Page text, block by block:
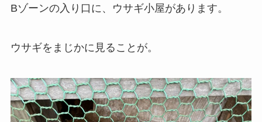
Bゾーンの入り口に、ウサギ小屋があります。
ウサギをまじかに見ることが。